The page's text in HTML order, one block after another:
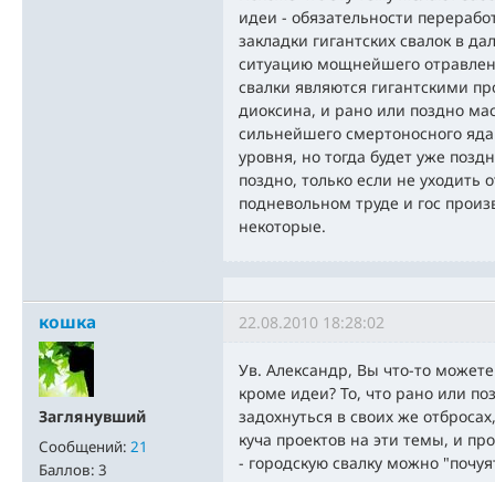
идеи - обязательности
закладки гигантских свалок в
ситуацию мощнейшего
свалки являются гигантскими
диоксина, и рано или поздно
сильнейшего смертоносного
уровня, но тогда будет уже
поздно, только если не уходить
подневольном труде и гос
некоторые.
кошка
Заглянувший
Сообщений: 21
Баллов: 3
22.08.2010 18:28:02
Ув. Александр, Вы что-то
кроме идеи? То, что рано или
задохнуться в своих же
куча проектов на эти темы, и
- городскую свалку можно